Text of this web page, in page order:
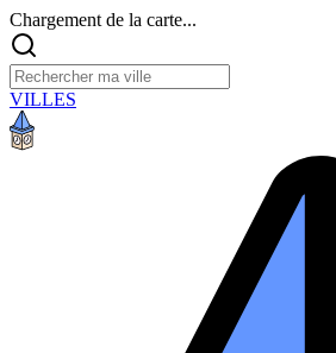
Chargement de la carte...
VILLES